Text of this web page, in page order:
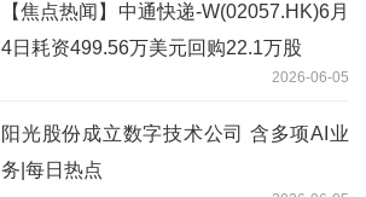
【焦点热闻】中通快递-W(02057.HK)6月
4日耗资499.56万美元回购22.1万股
2026-06-05
阳光股份成立数字技术公司 含多项AI业
务|每日热点